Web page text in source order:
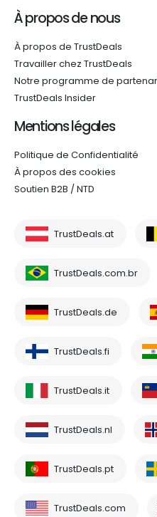
À propos de nous
À propos de TrustDeals
Travailler chez TrustDeals
Notre programme de
TrustDeals Insider
Mentions légales
Politique de Confidentialité
À propos des cookies
Soutien B2B / NTD
TrustDeals.at
TrustDeals.com.br
TrustDeals.de
TrustDeals.fi
TrustDeals.it
TrustDeals.nl
TrustDeals.pt
TrustDeals.com